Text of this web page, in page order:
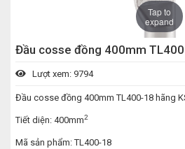
Tap to
expand
Đầu cosse đồng 400mm
Lượt xem: 9794
Đầu cosse đồng 400mm TL400-18 hãng
Tiết diện: 400mm2
Mã sản phẩm: TL400-18